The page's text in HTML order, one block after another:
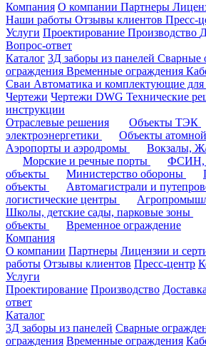
Компания О компании Партнеры
Наши работы Отзывы клиентов Пресс-
Услуги Проектирование Производство
Вопрос-ответ
Каталог 3Д заборы из панелей Сварные
ограждения Временные ограждения
Cваи Автоматика и комплектующие для
Чертежи Чертежи DWG Технические
инструкции
Отраслевые решения
Объекты ТЭК
электроэнергетики
Объекты
Аэропорты и аэродромы
Вокзалы,
Морские и речные порты
ФСИН,
объекты
Министерство обороны
объекты
Автомагистрали и
логистические центры
Школы, детские сады, парковые зоны
объекты
Временное ограждение
Компания
О компании Партнеры Лицензии и
работы Отзывы клиентов Пресс-центр
Услуги
Проектирование Производство Доставка
ответ
Каталог
3Д заборы из панелей Сварные
ограждения Временные ограждения